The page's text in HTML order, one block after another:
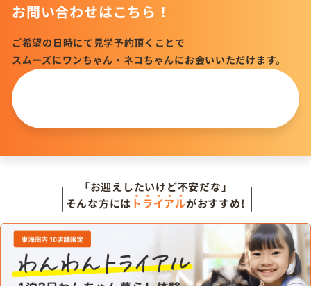
お問い合わせはこちら！
ご希望の日時にて見学予約頂くことで
スムーズにワンちゃん・ネコちゃんにお会いいただけます。
「お迎えしたいけど不安だな」
そんな方には トライアルがおすすめ!